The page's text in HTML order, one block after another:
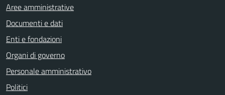
Aree amministrative
Documenti e dati
Enti e fondazioni
Organi di governo
Personale amministrativo
Politici